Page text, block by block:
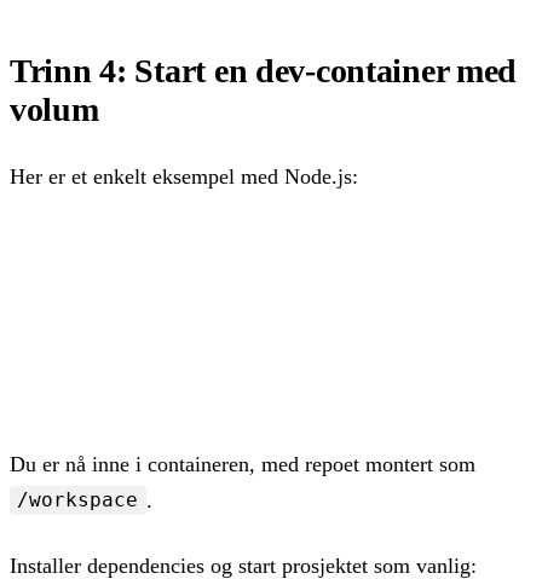
Trinn 4: Start en dev-container med
volum
Her er et enkelt eksempel med Node.js:
Du er nå inne i containeren, med repoet montert som
/workspace .
Installer dependencies og start prosjektet som vanlig: